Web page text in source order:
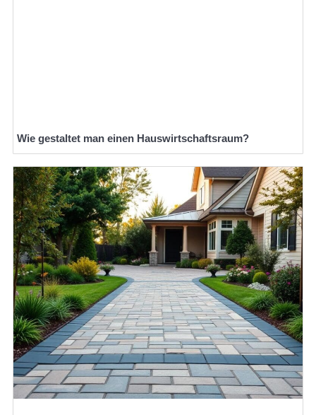
Wie gestaltet man einen Hauswirtschaftsraum?